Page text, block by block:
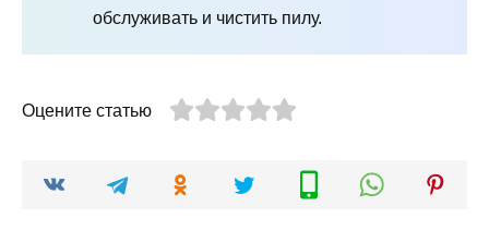
обслуживать и чистить пилу.
Оцените статью